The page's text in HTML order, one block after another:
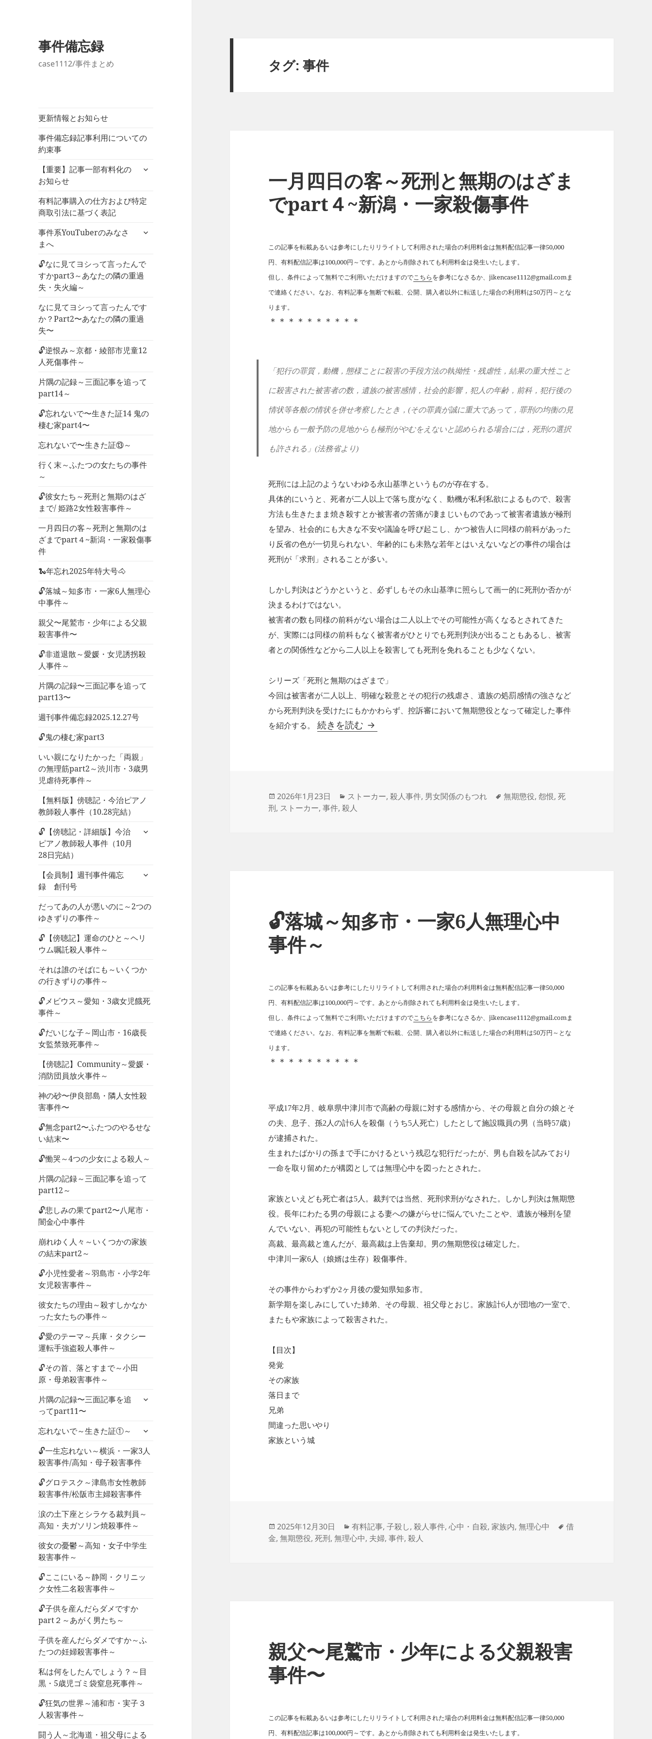
事件備忘録
case1112/事件まとめ
更新情報とお知らせ
事件備忘録記事利用についての
約束事
【重要】記事一部有料化の
お知らせ
サ
ニ
を
有料記事購入の仕方および特定
商取引法に基づく表記
事件系YouTuberのみなさ
まへ
サ
ニ
ュ
展
開
🔓なに見てヨシって言ったんで
すかpart3～あなたの隣の重過
失・失火編～
なに見てヨシって言ったんです
か？Part2〜あなたの隣の重過
失〜
🔓逆恨み～京都・綾部市児童12
人死傷事件～
片隅の記録～三面記事を追って
part14～
🔓忘れないで〜生きた証14 鬼の
棲む家part4〜
忘れないで〜生きた証⑬～
行く末～ふたつの女たちの事件
～
🔓彼女たち～死刑と無期のはざ
まで/ 姫路2女性殺害事件～
一月四日の客～死刑と無期のは
ざまでpart４~新潟・一家殺傷事
件
🐍年忘れ2025年特大号🐴
🔓落城～知多市・一家6人無理心
中事件～
親父〜尾鷲市・少年による父親
殺害事件〜
🔓非道退散～愛媛・女児誘拐殺
人事件～
片隅の記録〜三面記事を追って
part13〜
週刊事件備忘録2025.12.27号
🔓鬼の棲む家part3
いい親になりたかった「両親」
の無理筋part2～渋川市・3歳男
児虐待死事件～
【無料版】傍聴記・今治ピアノ
教師殺人事件（10.28完結）
🔓【傍聴記・詳細版】今治
ピアノ教師殺人事件（10月
28日完結）
サ
ュ
展
【会員制】週刊事件備忘
録 創刊号
サ
ニ
を
だってあの人が悪いのに～2つの
ゆきずりの事件～
🔓【傍聴記】運命のひと～ヘリ
ウム嘱託殺人事件～
それは誰のそばにも～いくつか
の行きずりの事件～
🔓メビウス～愛知・3歳女児餓死
事件～
🔓だいじな子～岡山市・16歳長
女監禁致死事件～
【傍聴記】Community～愛媛・
消防団員放火事件～
神の砂〜伊良部島・隣人女性殺
害事件〜
🔓無念part2〜ふたつのやるせな
い結末〜
🔓慟哭～4つの少女による殺人～
片隅の記録～三面記事を追って
part12～
🔓悲しみの果てpart2〜八尾市・
闇金心中事件
崩れゆく人々～いくつかの家族
の結末part2～
🔓小児性愛者～羽島市・小学2年
女児殺害事件～
彼女たちの理由～殺すしかなか
った女たちの事件～
🔓愛のテーマ～兵庫・タクシー
運転手強盗殺人事件～
🔓その首、落とすまで～小田
原・母弟殺害事件～
片隅の記録〜三面記事を追
ってpart11〜
サ
ニ
ー
を
開
忘れないで～生きた証①～
サ
メ
ニ
ー
を
開
🔓一生忘れない～横浜・一家3人
殺害事件/高知・母子殺害事件
🔓グロテスク～津島市女性教師
殺害事件/松阪市主婦殺害事件
涙の土下座とシラケる裁判員～
高知・夫ガソリン焼殺事件～
彼女の憂鬱～高知・女子中学生
殺害事件～
🔓ここにいる～静岡・クリニッ
ク女性二名殺害事件～
🔓子供を産んだらダメですか
part２～あがく男たち～
子供を産んだらダメですか～ふ
たつの妊婦殺害事件～
私は何をしたんでしょう？～目
黒・5歳児ゴミ袋窒息死事件～
🔓狂気の世界～浦和市・実子３
人殺害事件～
闘う人～北海道・祖父母による
タグ:事件
一月四日の客～死刑と無期のはざま
でpart４~新潟・一家殺傷事件
この記事を転載あるいは参考にしたりリライトして利用された場合の利用料金は無料配信記事一律50,000
円、有料配信記事は100,000円～です。あとから削除されても利用料金は発生いたします。
但し、条件によって無料でご利用いただけますのでこちらを参考になさるか、jikencase1112@gmail.comま
で連絡ください。なお、有料記事を無断で転載、公開、購入者以外に転送した場合の利用料は50万円～とな
ります。
＊＊＊＊＊＊＊＊＊＊
「犯行の罪質，動機，態様ことに殺害の手段方法の執拗性・残虐性，結果の重大性こと
に殺害された被害者の数，遺族の被害感情，社会的影響，犯人の年齢，前科，犯行後の
情状等各般の情状を併せ考察したとき，(その罪責が誠に重大であって，罪刑の均衡の見
地からも一般予防の見地からも極刑がやむをえないと認められる場合には，死刑の選択
も許される」(法務省より)
死刑には上記のようないわゆる永山基準というものが存在する。
具体的にいうと、死者が二人以上で落ち度がなく、動機が私利私欲によるもので、殺害
方法も生きたまま焼き殺すとか被害者の苦痛が凄まじいものであって被害者遺族が極刑
を望み、社会的にも大きな不安や議論を呼び起こし、かつ被告人に同様の前科があった
り反省の色が一切見られない、年齢的にも未熟な若年とはいえないなどの事件の場合は
死刑が「求刑」されることが多い。
しかし判決はどうかというと、必ずしもその永山基準に照らして画一的に死刑か否かが
決まるわけではない。
被害者の数も同様の前科がない場合は二人以上でその可能性が高くなるとされてきた
が、実際には同様の前科もなく被害者がひとりでも死刑判決が出ることもあるし、被害
者との関係性などから二人以上を殺害しても死刑を免れることも少なくない。
シリーズ「死刑と無期のはざまで」
今回は被害者が二人以上、明確な殺意とその犯行の残虐さ、遺族の処罰感情の強さなど
から死刑判決を受けたにもかかわらず、控訴審において無期懲役となって確定した事件
を紹介する。
続きを読む 一月四日の客～死刑と無期のはざまでpart４~新潟・一家殺傷事件
投
稿
2026年1月23日
カ
テ
ストーカー,殺人事件, 男女関係のもつれ
タ
無期懲役,怨恨,死
刑, ストーカー,事件,殺人
🔓落城～知多市・一家6人無理心中
事件～
この記事を転載あるいは参考にしたりリライトして利用された場合の利用料金は無料配信記事一律50,000
円、有料配信記事は100,000円～です。あとから削除されても利用料金は発生いたします。
但し、条件によって無料でご利用いただけますのでこちらを参考になさるか、jikencase1112@gmail.comま
で連絡ください。なお、有料記事を無断で転載、公開、購入者以外に転送した場合の利用料は50万円～とな
ります。
＊＊＊＊＊＊＊＊＊＊
平成17年2月、岐阜県中津川市で高齢の母親に対する感情から、その母親と自分の娘とそ
の夫、息子、孫2人の計6人を殺傷（うち5人死亡）したとして施設職員の男（当時57歳）
が逮捕された。
生まれたばかりの孫まで手にかけるという残忍な犯行だったが、男も自殺を試みており
一命を取り留めたが構図としては無理心中を図ったとされた。
家族といえども死亡者は5人。裁判では当然、死刑求刑がなされた。しかし判決は無期懲
役。長年にわたる男の母親による妻への嫌がらせに悩んでいたことや、遺族が極刑を望
んでいない、再犯の可能性もないとしての判決だった。
高裁、最高裁と進んだが、最高裁は上告棄却。男の無期懲役は確定した。
中津川一家6人（娘婿は生存）殺傷事件。
その事件からわずか2ヶ月後の愛知県知多市。
新学期を楽しみにしていた姉弟、その母親、祖父母とおじ。家族計6人が団地の一室で、
またもや家族によって殺害された。
【目次】
発覚
その家族
落日まで
兄弟
間違った思いやり
家族という城
投
稿
2025年12月30日
カ
テ
有料記事,子殺し,殺人事件,心中・自殺, 家族内,無理心中
タ
借
金,無期懲役,死刑,無理心中, 夫婦,事件,殺人
親父〜尾鷲市・少年による父親殺害
事件〜
この記事を転載あるいは参考にしたりリライトして利用された場合の利用料金は無料配信記事一律50,000
円、有料配信記事は100,000円～です。あとから削除されても利用料金は発生いたします。